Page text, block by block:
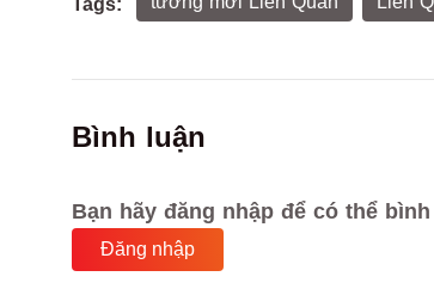
Bình luận
Bạn hãy đăng nhập để có thể
Đăng nhập